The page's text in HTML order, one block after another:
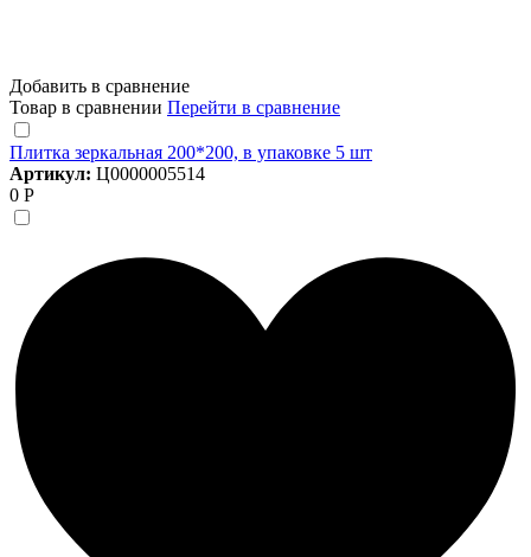
Добавить в сравнение
Товар в сравнении Перейти в сравнение
Плитка зеркальная 200*200, в упаковке 5 шт
Артикул: Ц0000005514
0 Р